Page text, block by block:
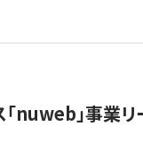
「nuweb」事業